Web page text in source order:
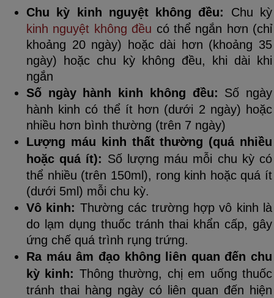
Chu kỳ kinh nguyệt không đều: Chu kỳ
kinh nguyệt không đều có thể ngắn hơn (chỉ
khoảng 20 ngày) hoặc dài hơn (khoảng 35
ngày) hoặc chu kỳ không đều, khi dài khi
ngắn
Số ngày hành kinh không đều: Số ngày
hành kinh có thể ít hơn (dưới 2 ngày) hoặc
nhiều hơn bình thường (trên 7 ngày)
Lượng máu kinh thất thường (quá nhiều
hoặc quá ít): Số lượng máu mỗi chu kỳ có
thể nhiều (trên 150ml), rong kinh hoặc quá ít
(dưới 5ml) mỗi chu kỳ.
Vô kinh: Thường các trường hợp vô kinh là
do lạm dụng thuốc tránh thai khẩn cấp, gây
ứng chế quá trình rụng trứng.
Ra máu âm đạo không liên quan đến chu
kỳ kinh: Thông thường, chị em uống thuốc
tránh thai hàng ngày có liên quan đến hiện